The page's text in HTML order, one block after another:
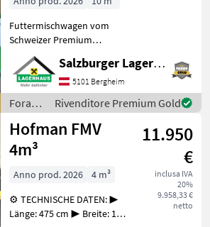
Futtermischwagen vom
Schweizer Premium
Hersteller Kuratli. Der
Kuratli 10m³ zeichnet sich
durch seine liegenden
Walzen samt großer
Messerzahl mit seiner
schnellen M
Salzburger Lagerhaus-Technik
5101 Bergheim
Foraggiamento
/
Kuratli
Rivenditore Premium Gold
Hofman FMV
4m³
11.950
€
inclusa IVA
20%
9.958,33 €
netto
Anno prod. 2026
4 m³
⚙️ TECHNISCHE DATEN: ▶
Länge: 475 cm ▶ Breite: 175